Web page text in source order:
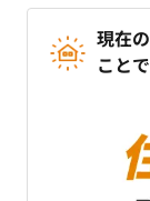
現在
こと